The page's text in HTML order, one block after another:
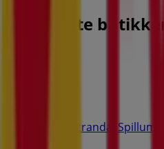
Nærmeste butikker
Spillumstranda, Spillum